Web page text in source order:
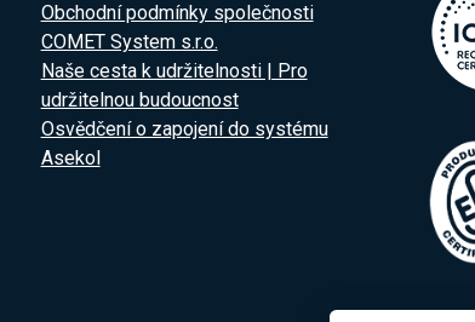
Obchodní podmínky společnosti
COMET System s.r.o.
Naše cesta k udržitelnosti | Pro
udržitelnou budoucnost
Osvědčení o zapojení do systému
Asekol